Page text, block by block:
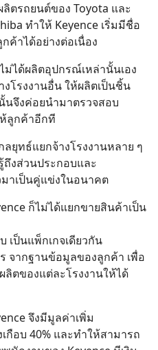
ตรถยนต์ของ Toyota และ
ทำให้ Keyence เริ่มมีชื่อ
ค้าได้อย่างต่อเนื่อง
ม่ได้ผลิตอุปกรณ์เหล่านั้นเอง
โรงงานอื่น ให้ผลิตเป็นชิ้น
นจึงค่อยนำมาตรวจสอบ
ลูกค้าอีกที
ยุทธ์แยกจ้างโรงงานหลาย ๆ
ถึงส่วนประกอบและ
าเป็นคู่แข่งในอนาคต
ก็ไม่ได้แยกขายสินค้าเป็น
เป็นแพ็กเกจเดียวกัน
จากฐานข้อมูลของลูกค้า เพื่อ
ตของแต่ละโรงงานให้ได้
จึงมีมูลค่าเพิ่ม
กือบ 40% และทำให้สามารถ